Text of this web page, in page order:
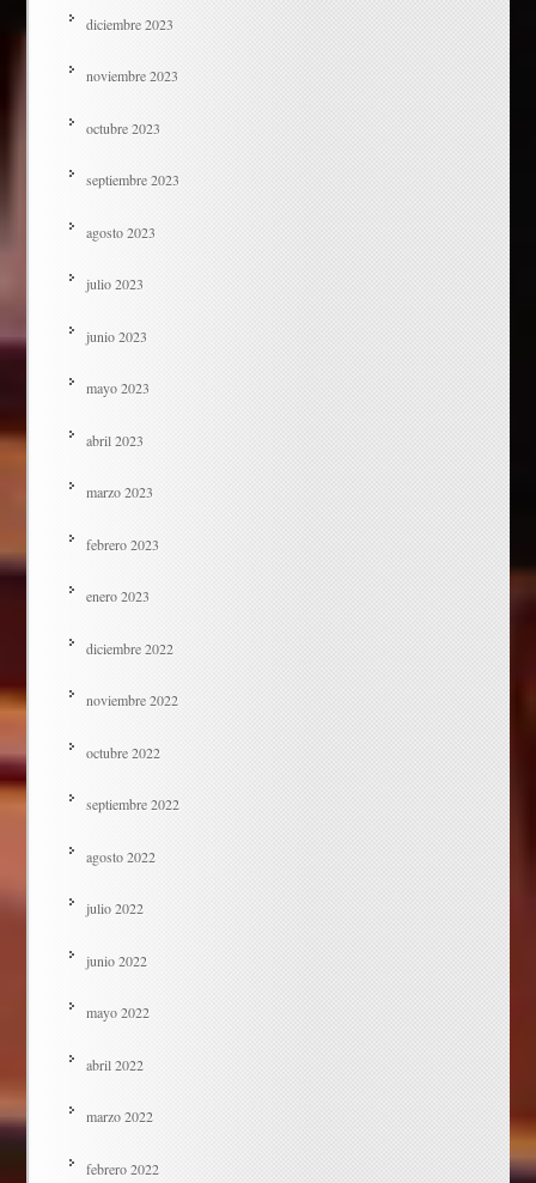
diciembre 2023
noviembre 2023
octubre 2023
septiembre 2023
agosto 2023
julio 2023
junio 2023
mayo 2023
abril 2023
marzo 2023
febrero 2023
enero 2023
diciembre 2022
noviembre 2022
octubre 2022
septiembre 2022
agosto 2022
julio 2022
junio 2022
mayo 2022
abril 2022
marzo 2022
febrero 2022